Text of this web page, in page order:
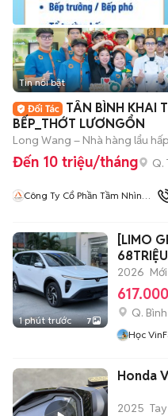
Tin nổi bật
TÂN BÌNH KHAI
BẾP_THỚT LƯƠNGỔN
Long Wang – Nhà hàng lẩu
Đến 10 triệu/tháng Q.
Công Ty Cổ Phần Tầm Nhìn
1 phút trước 7
[LIMO
2026 Mới
Q.
Học
Honda
2025